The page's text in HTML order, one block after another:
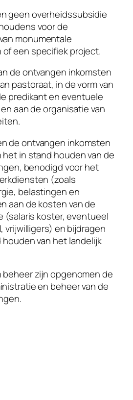
geen overheidssubsidie
voor de
monumentale
een specifiek project.
de ontvangen inkomsten
pastoraat, in de vorm van
predikant en eventuele
aan de organisatie van
de ontvangen inkomsten
in stand houden van de
benodigd voor het
(zoals
belastingen en
aan de kosten van de
(salaris koster, eventueel
vrijwilligers) en bijdragen
van het landelijk
beheer zijn opgenomen de
en beheer van de